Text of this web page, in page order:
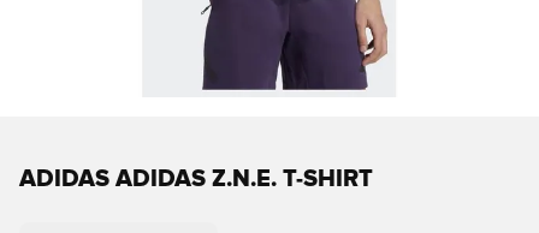
ADIDAS ADIDAS Z.N.E. T-SHIRT